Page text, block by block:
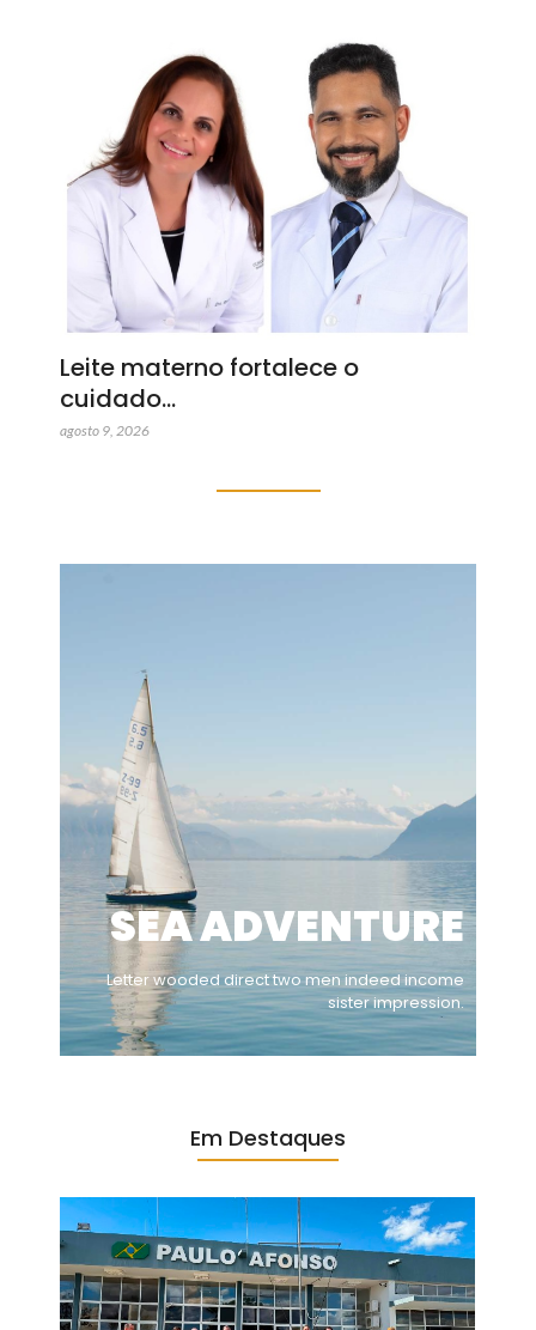
Leite materno fortalece o
cuidado…
agosto 9, 2026
SEA ADVENTURE
Letter wooded direct two men indeed income
sister impression.
Em Destaques